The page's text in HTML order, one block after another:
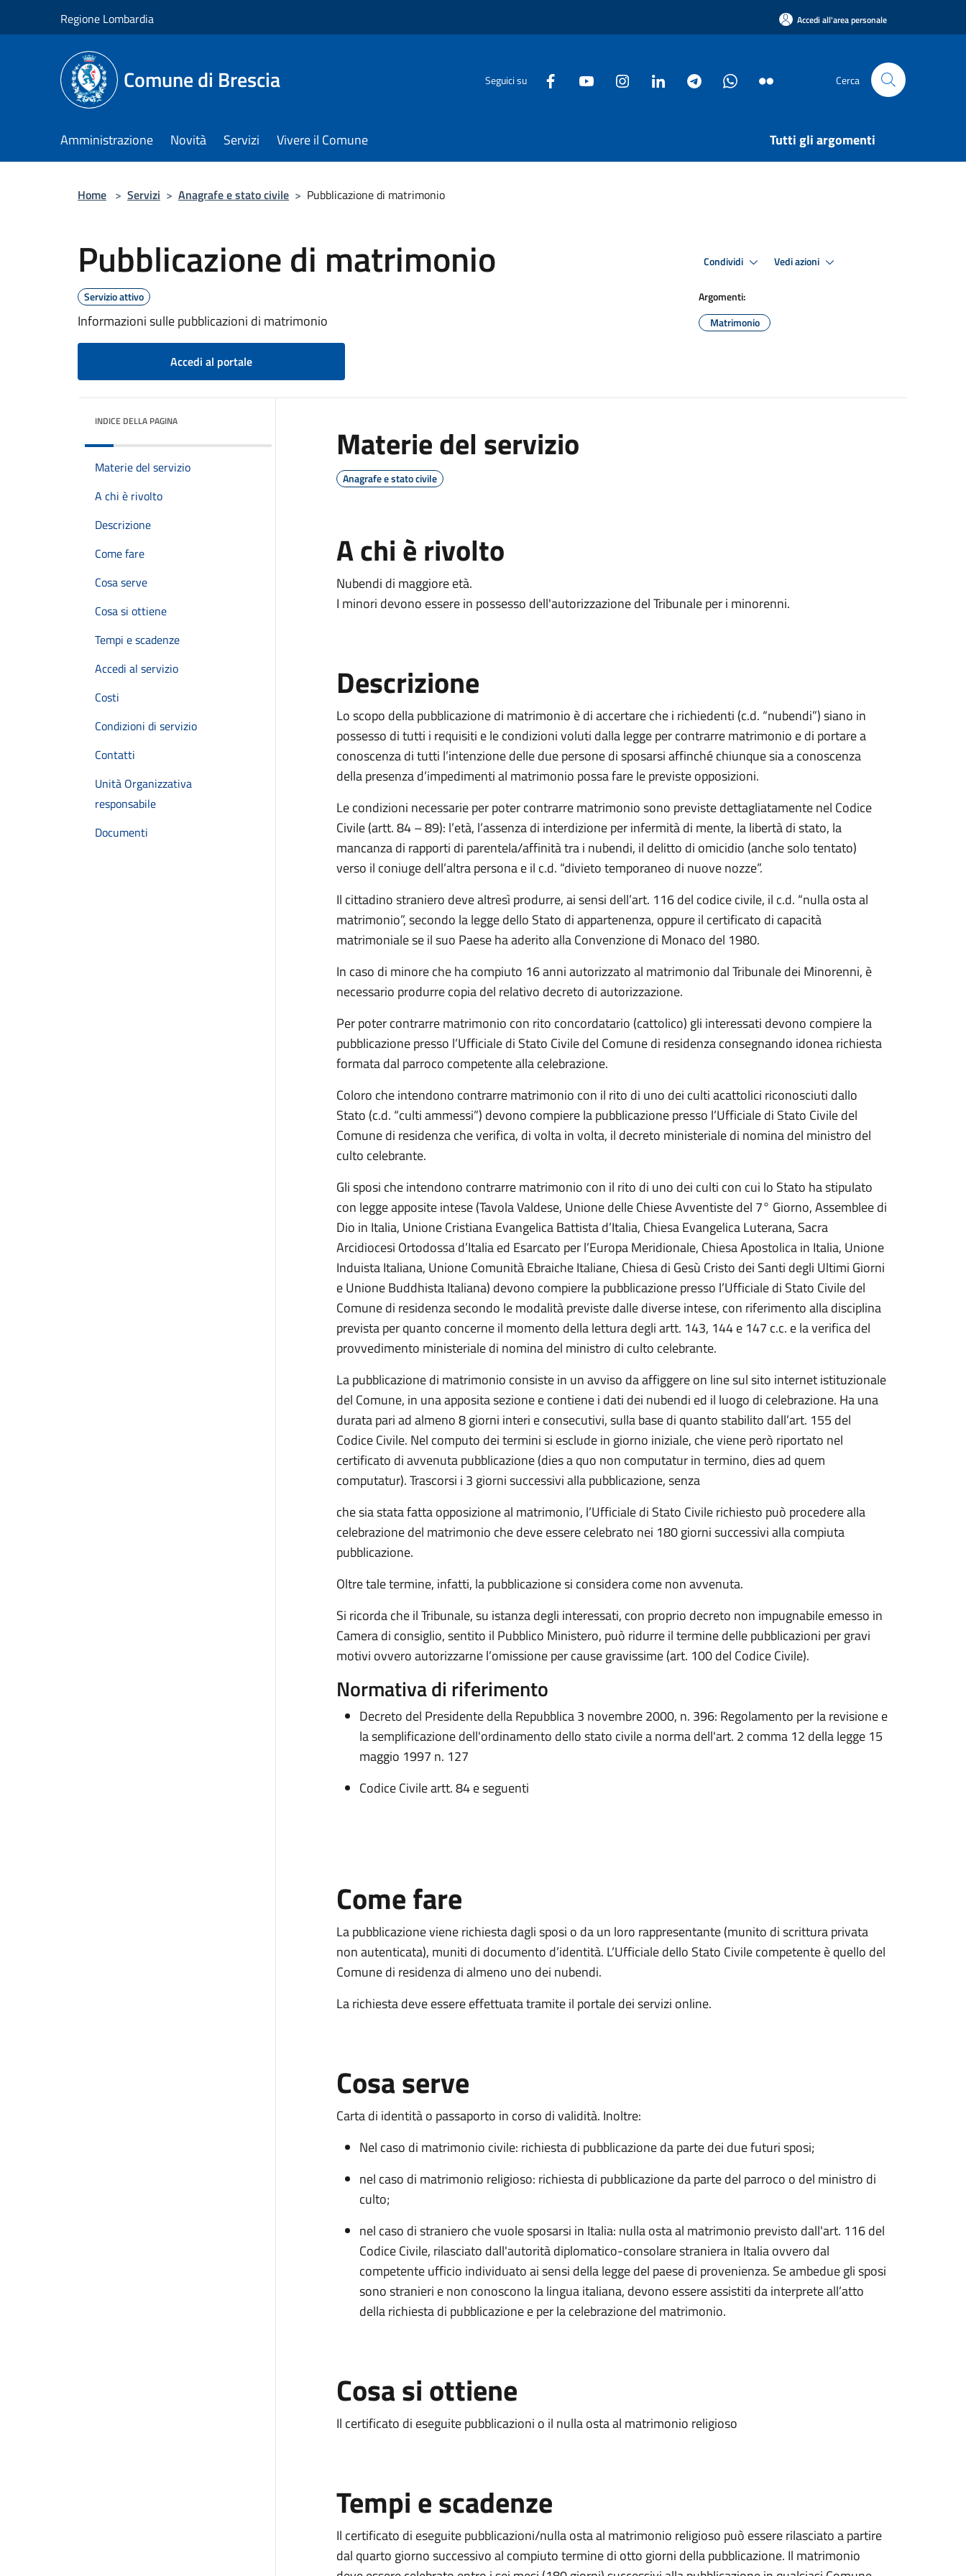
Regione Lombardia Accedi all'area personale
Comune di Brescia Seguici su Cerca
Amministrazione Novità Servizi Vivere il Comune Tutti gli argomenti
Home > Servizi > Anagrafe e stato civile > Pubblicazione di matrimonio
Pubblicazione di matrimonio
Servizio attivo
Informazioni sulle pubblicazioni di matrimonio
Accedi al portale
Condividi Vedi azioni
Argomenti:
Matrimonio
INDICE DELLA PAGINA
Materie del servizio
A chi è rivolto
Descrizione
Come fare
Cosa serve
Cosa si ottiene
Tempi e scadenze
Accedi al servizio
Costi
Condizioni di servizio
Contatti
Unità Organizzativa
responsabile
Documenti
Materie del servizio
Anagrafe e stato civile
A chi è rivolto
Nubendi di maggiore età.
I minori devono essere in possesso dell'autorizzazione del Tribunale per i minorenni.
Descrizione
Lo scopo della pubblicazione di matrimonio è di accertare che i richiedenti (c.d. “nubendi”) siano in
possesso di tutti i requisiti e le condizioni voluti dalla legge per contrarre matrimonio e di portare a
conoscenza di tutti l’intenzione delle due persone di sposarsi affinché chiunque sia a conoscenza
della presenza d’impedimenti al matrimonio possa fare le previste opposizioni.
Le condizioni necessarie per poter contrarre matrimonio sono previste dettagliatamente nel Codice
Civile (artt. 84 – 89): l’età, l’assenza di interdizione per infermità di mente, la libertà di stato, la
mancanza di rapporti di parentela/affinità tra i nubendi, il delitto di omicidio (anche solo tentato)
verso il coniuge dell’altra persona e il c.d. “divieto temporaneo di nuove nozze”.
Il cittadino straniero deve altresì produrre, ai sensi dell’art. 116 del codice civile, il c.d. “nulla osta al
matrimonio”, secondo la legge dello Stato di appartenenza, oppure il certificato di capacità
matrimoniale se il suo Paese ha aderito alla Convenzione di Monaco del 1980.
In caso di minore che ha compiuto 16 anni autorizzato al matrimonio dal Tribunale dei Minorenni, è
necessario produrre copia del relativo decreto di autorizzazione.
Per poter contrarre matrimonio con rito concordatario (cattolico) gli interessati devono compiere la
pubblicazione presso l’Ufficiale di Stato Civile del Comune di residenza consegnando idonea richiesta
formata dal parroco competente alla celebrazione.
Coloro che intendono contrarre matrimonio con il rito di uno dei culti acattolici riconosciuti dallo
Stato (c.d. “culti ammessi”) devono compiere la pubblicazione presso l’Ufficiale di Stato Civile del
Comune di residenza che verifica, di volta in volta, il decreto ministeriale di nomina del ministro del
culto celebrante.
Gli sposi che intendono contrarre matrimonio con il rito di uno dei culti con cui lo Stato ha stipulato
con legge apposite intese (Tavola Valdese, Unione delle Chiese Avventiste del 7° Giorno, Assemblee di
Dio in Italia, Unione Cristiana Evangelica Battista d’Italia, Chiesa Evangelica Luterana, Sacra
Arcidiocesi Ortodossa d’Italia ed Esarcato per l’Europa Meridionale, Chiesa Apostolica in Italia, Unione
Induista Italiana, Unione Comunità Ebraiche Italiane, Chiesa di Gesù Cristo dei Santi degli Ultimi Giorni
e Unione Buddhista Italiana) devono compiere la pubblicazione presso l’Ufficiale di Stato Civile del
Comune di residenza secondo le modalità previste dalle diverse intese, con riferimento alla disciplina
prevista per quanto concerne il momento della lettura degli artt. 143, 144 e 147 c.c. e la verifica del
provvedimento ministeriale di nomina del ministro di culto celebrante.
La pubblicazione di matrimonio consiste in un avviso da affiggere on line sul sito internet istituzionale
del Comune, in una apposita sezione e contiene i dati dei nubendi ed il luogo di celebrazione. Ha una
durata pari ad almeno 8 giorni interi e consecutivi, sulla base di quanto stabilito dall’art. 155 del
Codice Civile. Nel computo dei termini si esclude in giorno iniziale, che viene però riportato nel
certificato di avvenuta pubblicazione (dies a quo non computatur in termino, dies ad quem
computatur). Trascorsi i 3 giorni successivi alla pubblicazione, senza
che sia stata fatta opposizione al matrimonio, l’Ufficiale di Stato Civile richiesto può procedere alla
celebrazione del matrimonio che deve essere celebrato nei 180 giorni successivi alla compiuta
pubblicazione.
Oltre tale termine, infatti, la pubblicazione si considera come non avvenuta.
Si ricorda che il Tribunale, su istanza degli interessati, con proprio decreto non impugnabile emesso in
Camera di consiglio, sentito il Pubblico Ministero, può ridurre il termine delle pubblicazioni per gravi
motivi ovvero autorizzarne l’omissione per cause gravissime (art. 100 del Codice Civile).
Normativa di riferimento
Decreto del Presidente della Repubblica 3 novembre 2000, n. 396: Regolamento per la revisione e
la semplificazione dell'ordinamento dello stato civile a norma dell'art. 2 comma 12 della legge 15
maggio 1997 n. 127
Codice Civile artt. 84 e seguenti
Come fare
La pubblicazione viene richiesta dagli sposi o da un loro rappresentante (munito di scrittura privata
non autenticata), muniti di documento d’identità. L’Ufficiale dello Stato Civile competente è quello del
Comune di residenza di almeno uno dei nubendi.
La richiesta deve essere effettuata tramite il portale dei servizi online.
Cosa serve
Carta di identità o passaporto in corso di validità. Inoltre:
Nel caso di matrimonio civile: richiesta di pubblicazione da parte dei due futuri sposi;
nel caso di matrimonio religioso: richiesta di pubblicazione da parte del parroco o del ministro di
culto;
nel caso di straniero che vuole sposarsi in Italia: nulla osta al matrimonio previsto dall'art. 116 del
Codice Civile, rilasciato dall'autorità diplomatico-consolare straniera in Italia ovvero dal
competente ufficio individuato ai sensi della legge del paese di provenienza. Se ambedue gli sposi
sono stranieri e non conoscono la lingua italiana, devono essere assistiti da interprete all’atto
della richiesta di pubblicazione e per la celebrazione del matrimonio.
Cosa si ottiene
Il certificato di eseguite pubblicazioni o il nulla osta al matrimonio religioso
Tempi e scadenze
Il certificato di eseguite pubblicazioni/nulla osta al matrimonio religioso può essere rilasciato a partire
dal quarto giorno successivo al compiuto termine di otto giorni della pubblicazione. Il matrimonio